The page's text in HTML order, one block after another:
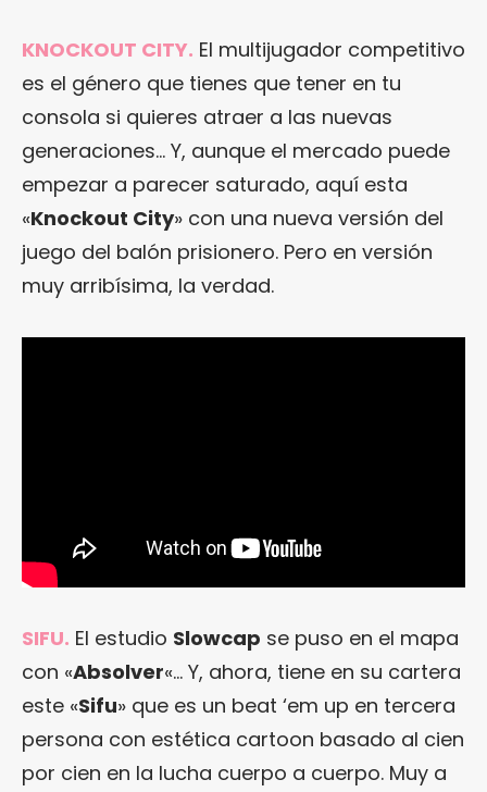
KNOCKOUT CITY. El multijugador competitivo
es el género que tienes que tener en tu
consola si quieres atraer a las nuevas
generaciones… Y, aunque el mercado puede
empezar a parecer saturado, aquí esta
«Knockout City» con una nueva versión del
juego del balón prisionero. Pero en versión
muy arribísima, la verdad.
SIFU. El estudio Slowcap se puso en el mapa
con «Absolver«… Y, ahora, tiene en su cartera
este «Sifu» que es un beat ‘em up en tercera
persona con estética cartoon basado al cien
por cien en la lucha cuerpo a cuerpo. Muy a